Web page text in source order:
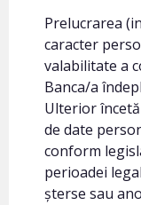
Prelucrarea
caracter
valabilitate a
Banca/a
Ulterior
de date
conform
perioadei
șterse sau